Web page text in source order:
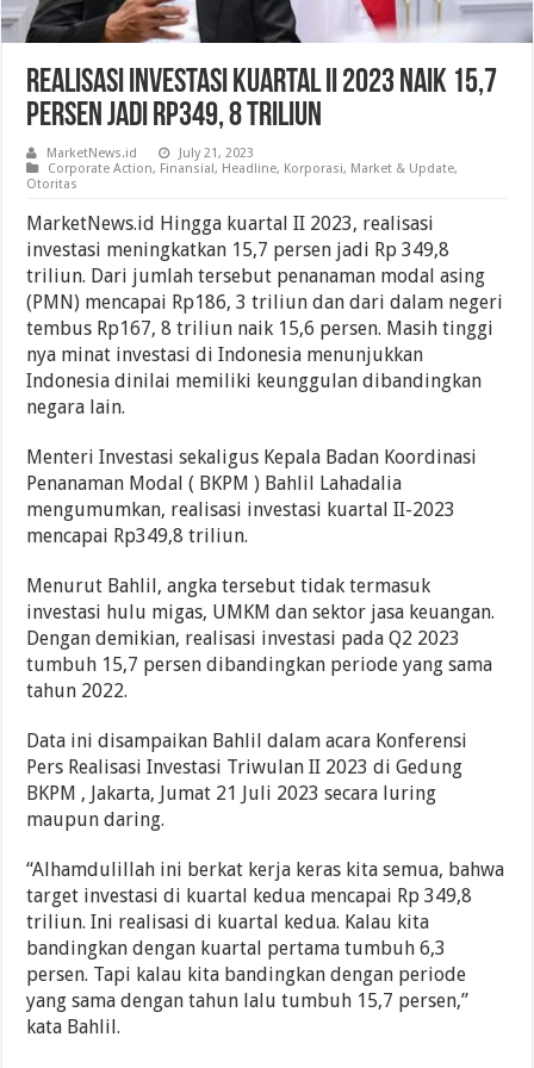
Realisasi Investasi Kuartal II 2023 Naik 15,7
Persen Jadi Rp349, 8 Triliun
MarketNews.id
July 21, 2023
Corporate Action, Finansial, Headline, Korporasi, Market & Update,
Otoritas
MarketNews.id Hingga kuartal II 2023, realisasi
investasi meningkatkan 15,7 persen jadi Rp 349,8
triliun. Dari jumlah tersebut penanaman modal asing
(PMN) mencapai Rp186, 3 triliun dan dari dalam negeri
tembus Rp167, 8 triliun naik 15,6 persen. Masih tinggi
nya minat investasi di Indonesia menunjukkan
Indonesia dinilai memiliki keunggulan dibandingkan
negara lain.
Menteri Investasi sekaligus Kepala Badan Koordinasi
Penanaman Modal ( BKPM ) Bahlil Lahadalia
mengumumkan, realisasi investasi kuartal II-2023
mencapai Rp349,8 triliun.
Menurut Bahlil, angka tersebut tidak termasuk
investasi hulu migas, UMKM dan sektor jasa keuangan.
Dengan demikian, realisasi investasi pada Q2 2023
tumbuh 15,7 persen dibandingkan periode yang sama
tahun 2022.
Data ini disampaikan Bahlil dalam acara Konferensi
Pers Realisasi Investasi Triwulan II 2023 di Gedung
BKPM , Jakarta, Jumat 21 Juli 2023 secara luring
maupun daring.
“Alhamdulillah ini berkat kerja keras kita semua, bahwa
target investasi di kuartal kedua mencapai Rp 349,8
triliun. Ini realisasi di kuartal kedua. Kalau kita
bandingkan dengan kuartal pertama tumbuh 6,3
persen. Tapi kalau kita bandingkan dengan periode
yang sama dengan tahun lalu tumbuh 15,7 persen,”
kata Bahlil.